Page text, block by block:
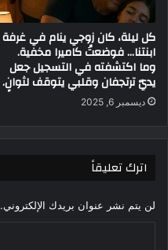
كل ليلة، كان زوجي ينام في غرفة
ابنتنا… فوضعتُ كاميرا مخفية.
وما اكتشفته في التسجيل جعل
يديّ ترتجفان وقلبي يتوقف لثوانٍ.
ديسمبر 6, 2025
اترك تعليقاً
لن يتم نشر عنوان بريدك الإلكتروني.